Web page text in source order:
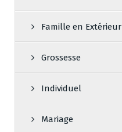
Famille en Extérieur
Grossesse
Individuel
Mariage